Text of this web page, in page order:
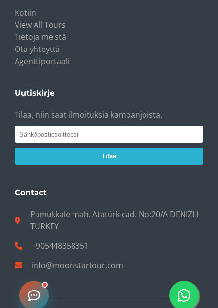
Kotiin
View All Tours
Tietoja meistä
Ota yhteyttä
Agenttiportaali
Uutiskirje
Tilaa, niin saat ilmoituksia kampanjoista.
Tilaa
Contact
Pamukkale mah. Atatürk cad. No:20/A DENIZLI
TURKEY
+905448358351
info@moonstartour.com